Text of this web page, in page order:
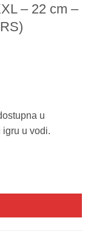
– 22 cm –
u
u vodi.